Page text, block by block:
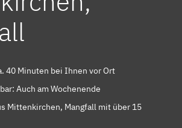
40 Minuten bei Ihnen vor Ort
Auch am Wochenende
Mittenkirchen, Mangfall mit über 15